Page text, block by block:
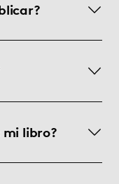
mi libro?